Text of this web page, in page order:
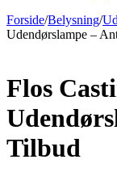
Forside/Belysning/
Udendørslampe –
Flos
Tilbud